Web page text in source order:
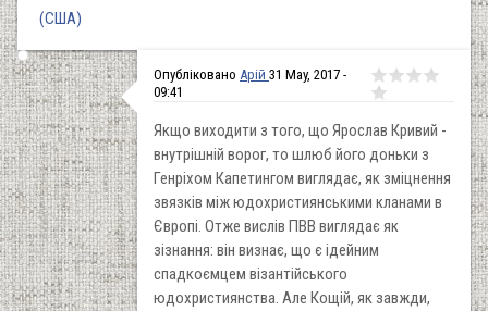
(США)
Опубліковано Арій 31 May, 2017 -
09:41
Якщо виходити з того, що Ярослав Кривий -
внутрішній ворог, то шлюб його доньки з
Генріхом Капетингом виглядає, як зміцнення
звязків між юдохристиянськими кланами в
Європі. Отже вислів ПВВ виглядає як
зізнання: він визнає, що є ідейним
спадкоємцем візантійського
юдохристиянства. Але Кощій, як завжди,